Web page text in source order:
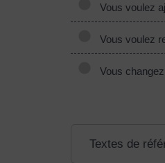
Vous voulez
Vous voulez
Vous
Textes de